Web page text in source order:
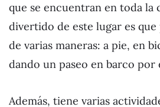
que se encuentran en toda la
divertido de este lugar es
de varias maneras: a pie, en
dando un paseo en barco por
Además, tiene varias